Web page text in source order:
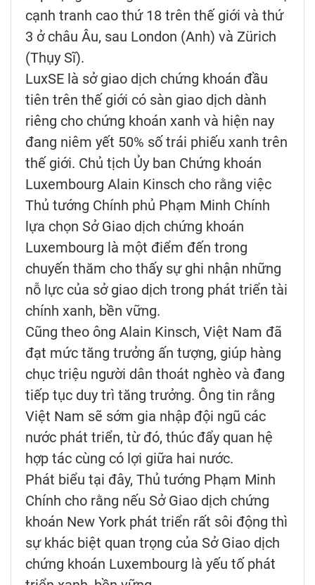
cạnh tranh cao thứ 18 trên thế giới và thứ
3 ở châu Âu, sau London (Anh) và Zürich
(Thụy Sĩ).
LuxSE là sở giao dịch chứng khoán đầu
tiên trên thế giới có sàn giao dịch dành
riêng cho chứng khoán xanh và hiện nay
đang niêm yết 50% số trái phiếu xanh trên
thế giới. Chủ tịch Ủy ban Chứng khoán
Luxembourg Alain Kinsch cho rằng việc
Thủ tướng Chính phủ Phạm Minh Chính
lựa chọn Sở Giao dịch chứng khoán
Luxembourg là một điểm đến trong
chuyến thăm cho thấy sự ghi nhận những
nỗ lực của sở giao dịch trong phát triển tài
chính xanh, bền vững.
Cũng theo ông Alain Kinsch, Việt Nam đã
đạt mức tăng trưởng ấn tượng, giúp hàng
chục triệu người dân thoát nghèo và đang
tiếp tục duy trì tăng trưởng. Ông tin rằng
Việt Nam sẽ sớm gia nhập đội ngũ các
nước phát triển, từ đó, thúc đẩy quan hệ
hợp tác cùng có lợi giữa hai nước.
Phát biểu tại đây, Thủ tướng Phạm Minh
Chính cho rằng nếu Sở Giao dịch chứng
khoán New York phát triển rất sôi động thì
sự khác biệt quan trọng của Sở Giao dịch
chứng khoán Luxembourg là yếu tố phát